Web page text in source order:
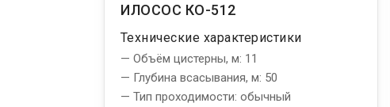
ИЛОСОС КО-512
Технические характеристики
— Объём цистерны, м: 11
— Глубина всасывания, м: 50
— Тип проходимости: обычный